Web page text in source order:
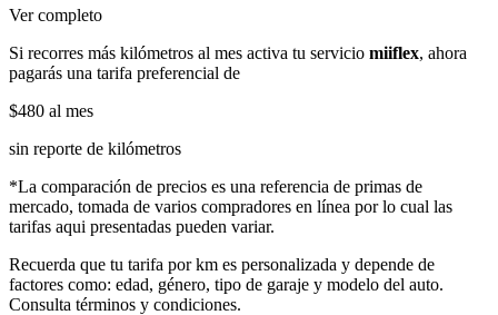
Ver completo
Si recorres más kilómetros al mes activa tu servicio miiflex, ahora
pagarás una tarifa preferencial de
$480 al mes
sin reporte de kilómetros
*La comparación de precios es una referencia de primas de
mercado, tomada de varios compradores en línea por lo cual las
tarifas aqui presentadas pueden variar.
Recuerda que tu tarifa por km es personalizada y depende de
factores como: edad, género, tipo de garaje y modelo del auto.
Consulta términos y condiciones.